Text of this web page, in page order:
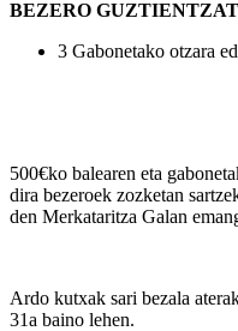
BEZERO GUZTIENTZAT
3 Gabonetako otzara
500€ko balearen eta
dira bezeroek zozketan
den Merkataritza Galan
Ardo kutxak sari bezala
31a baino lehen.